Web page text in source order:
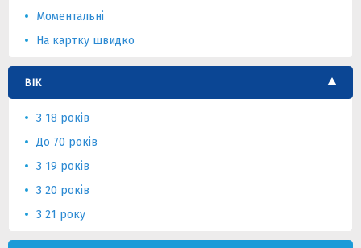
Моментальні
На картку швидко
ВІК
З 18 років
До 70 років
З 19 років
З 20 років
З 21 року